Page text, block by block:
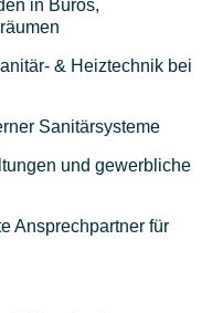
in Büros,
& Heiztechnik bei
Sanitärsysteme
und gewerbliche
Ansprechpartner für